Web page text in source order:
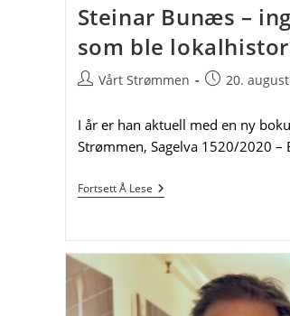
Steinar Bunæs –
som ble
PostVårt Strømmen
Post20.
I år er han aktuell med en ny
Strømmen, Sagelva 1520/2020 –
Fortsett Å LeseSteinar
Bunæs
Ble
Lokalhistoriker